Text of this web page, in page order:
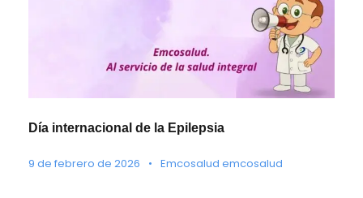
Día internacional de la Epilepsia
9 de febrero de 2026 • Emcosalud emcosalud